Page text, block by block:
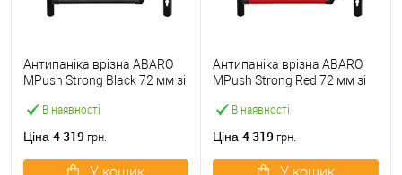
В наявності
Антипаніка врізна ABARO
МPush Strong Black 72 мм зі
Ціна 4 319 грн.
В наявності
Антипаніка врізна ABARO
МPush Strong Red 72 мм зі
Ціна 4 319 грн.